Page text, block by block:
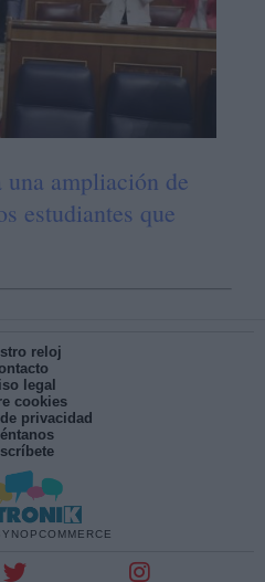
una ampliación de
estudiantes que
reloj
legal
cookies
privacidad
NOPCOMMERCE